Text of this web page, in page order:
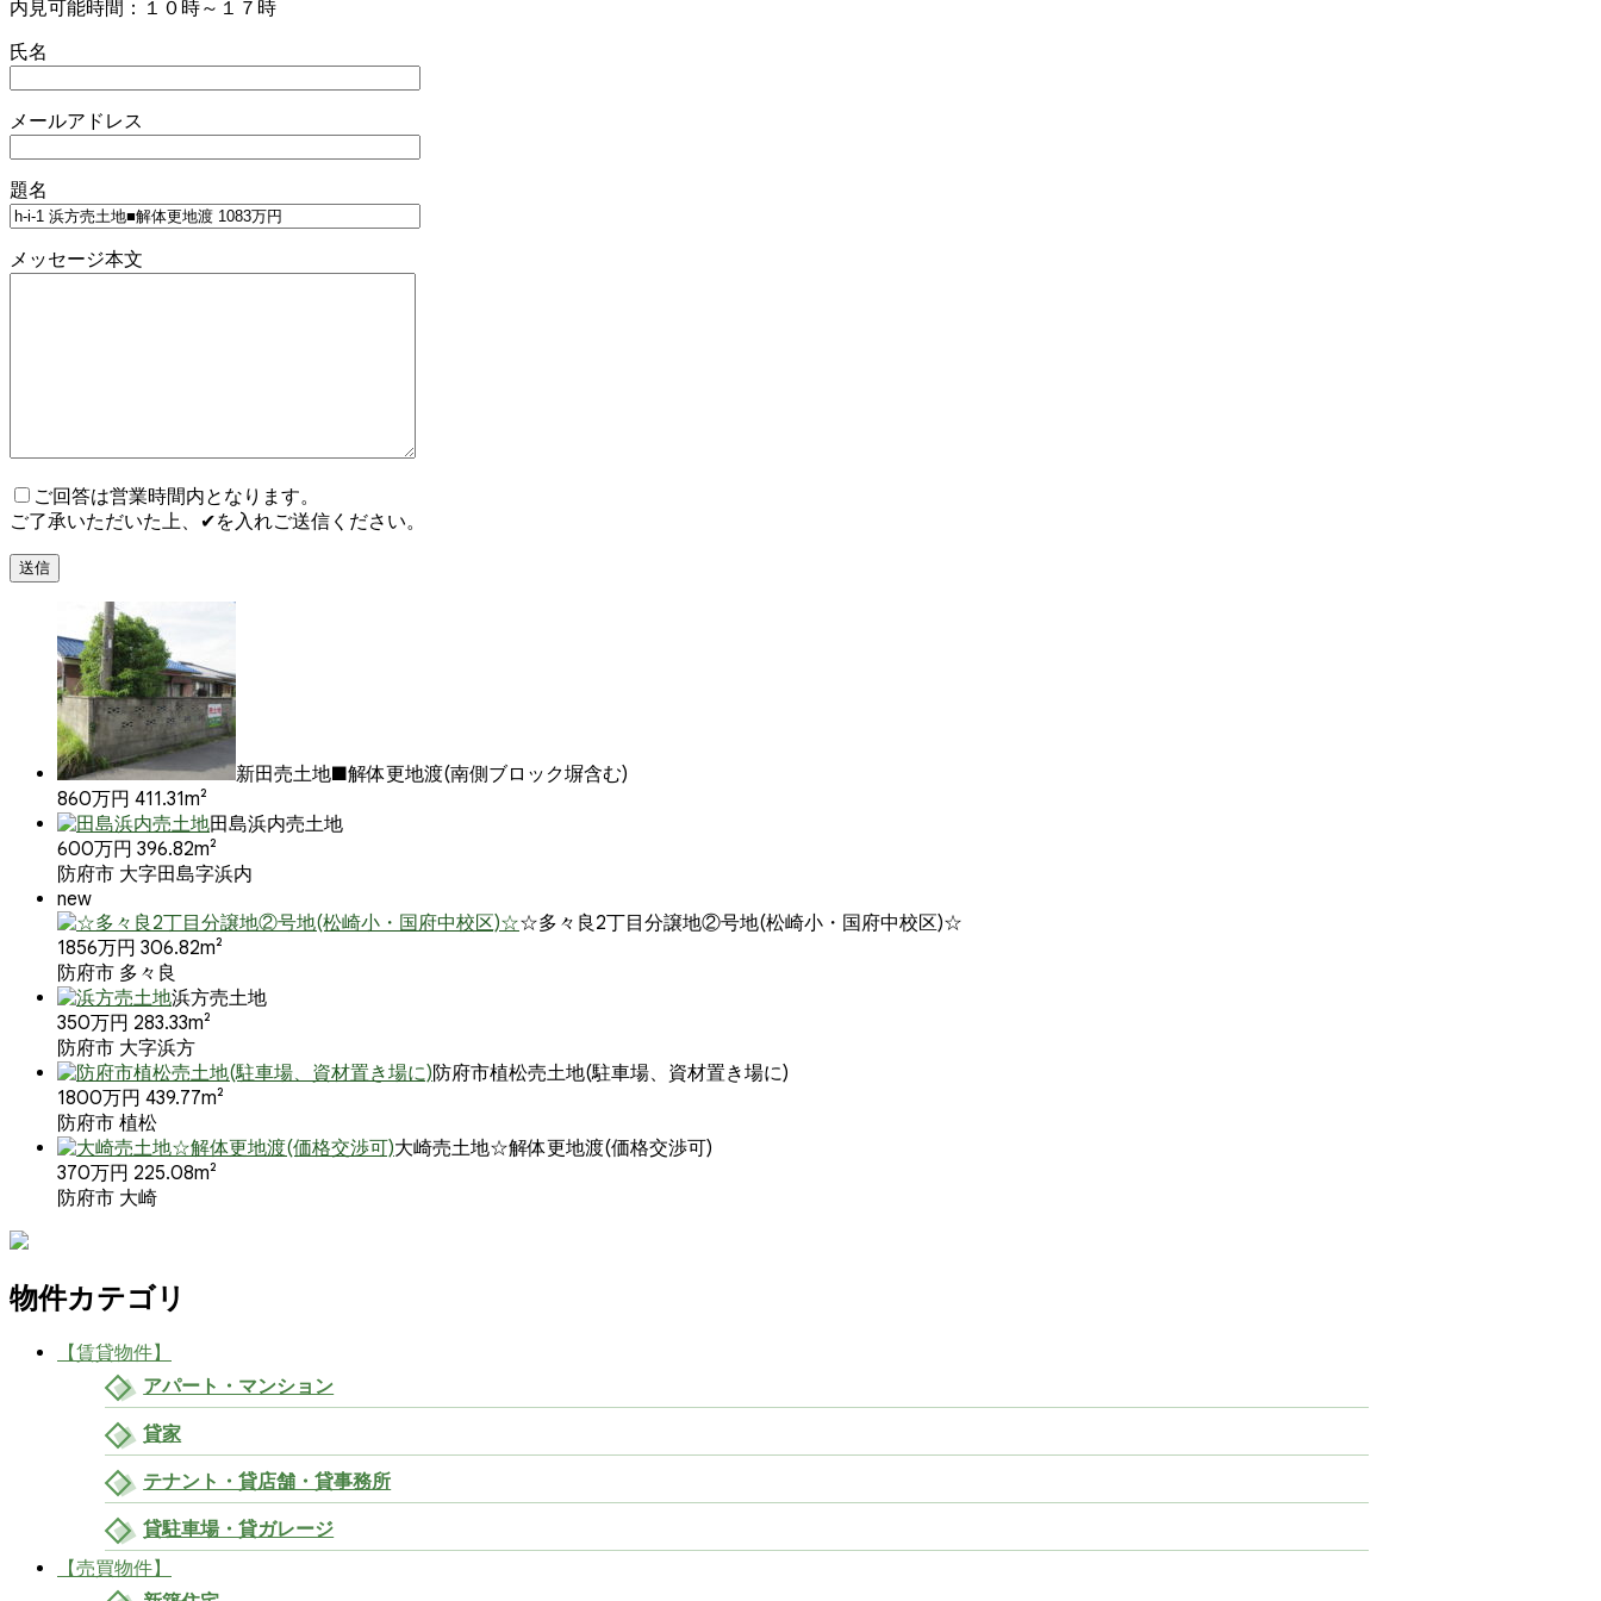
内見可能時間：１０時～１７時
氏名
メールアドレス
題名
メッセージ本文
ご回答は営業時間内となります。
ご了承いただいた上、✔を入れご送信ください。
新田売土地■解体更地渡(南側ブロック塀含む)
860万円 411.31m²
田島浜内売土地
600万円 396.82m²
防府市 大字田島字浜内
new
☆多々良2丁目分譲地②号地(松崎小・国府中校区)☆
1856万円 306.82m²
防府市 多々良
浜方売土地
350万円 283.33m²
防府市 大字浜方
防府市植松売土地(駐車場、資材置き場に)
1800万円 439.77m²
防府市 植松
大崎売土地☆解体更地渡(価格交渉可)
370万円 225.08m²
防府市 大崎
物件カテゴリ
【賃貸物件】
アパート・マンション
貸家
テナント・貸店舗・貸事務所
貸駐車場・貸ガレージ
【売買物件】